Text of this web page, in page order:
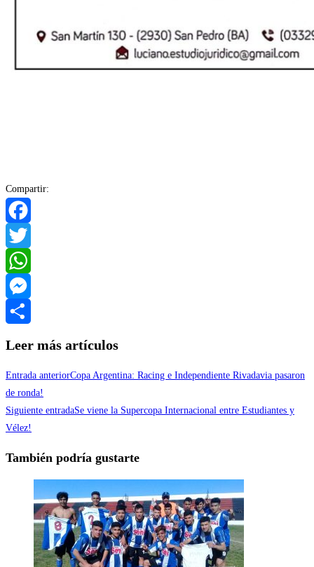
Compartir:
Facebook
Twitter
WhatsApp
Messenger
Leer más artículos
Entrada anteriorCopa Argentina: Racing e Independiente Rivadavia pasaron
de ronda!
Siguiente entradaSe viene la Supercopa Internacional entre Estudiantes y
Vélez!
También podría gustarte